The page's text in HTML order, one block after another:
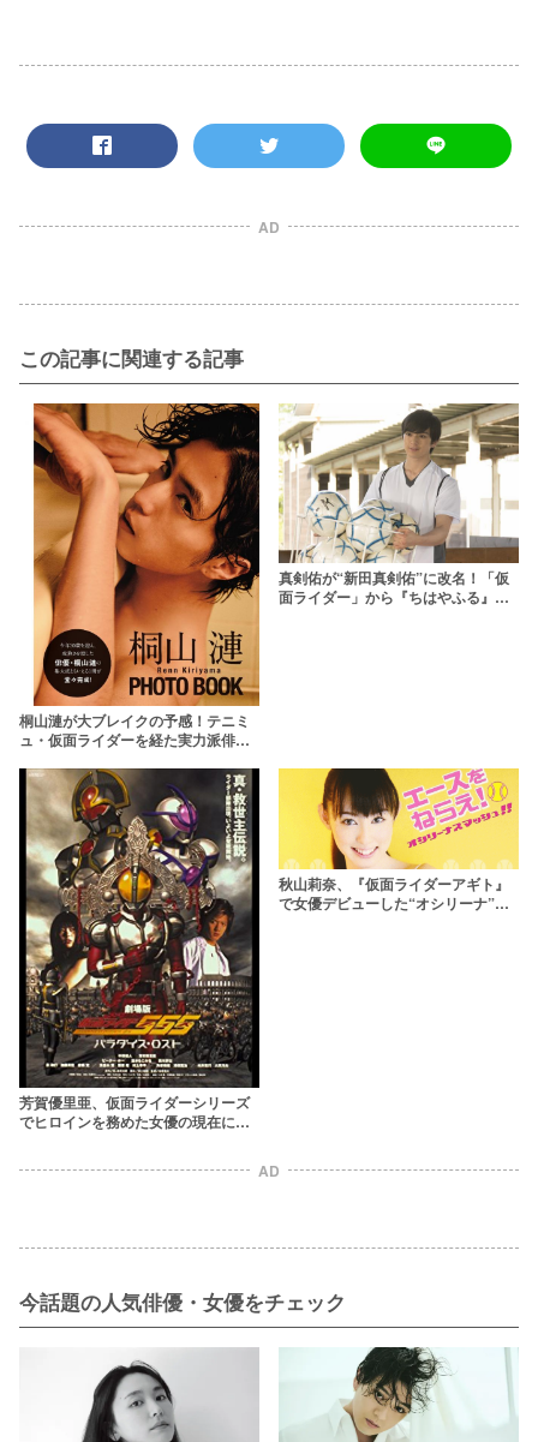
AD
この記事に関連する記事
桐山漣が大ブレイクの予感！テニミ
ュ・仮面ライダーを経た実力派俳優
真剣佑が“新田真剣佑”に改名！「仮
面ライダー」から『ちはやふる』綿
芳賀優里亜、仮面ライダーシリーズ
でヒロインを務めた女優の現在に迫
秋山莉奈、『仮面ライダーアギト』
で女優デビューした“オシリーナ”に
AD
今話題の人気俳優・女優をチェック